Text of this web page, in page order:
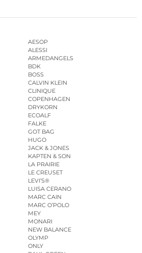
AESOP
ALESSI
ARMEDANGELS
BDK
BOSS
CALVIN KLEIN
CLINIQUE
COPENHAGEN
DRYKORN
ECOALF
FALKE
GOT BAG
HUGO
JACK & JONES
KAPTEN & SON
LA PRAIRIE
LE CREUSET
LEVI’S®
LUISA CERANO
MARC CAIN
MARC O’POLO
MEY
MONARI
NEW BALANCE
OLYMP
ONLY